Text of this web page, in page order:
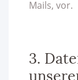
Mails, vor.
3.